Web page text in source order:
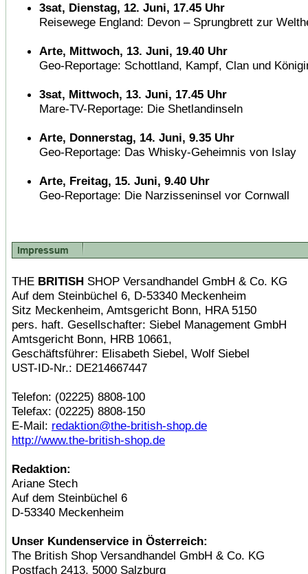
3sat, Dienstag, 12. Juni, 17.45 Uhr
Reisewege England: Devon – Sprungbrett zur
Arte, Mittwoch, 13. Juni, 19.40 Uhr
Geo-Reportage: Schottland, Kampf, Clan und
3sat, Mittwoch, 13. Juni, 17.45 Uhr
Mare-TV-Reportage: Die Shetlandinseln
Arte, Donnerstag, 14. Juni, 9.35 Uhr
Geo-Reportage: Das Whisky-Geheimnis von Islay
Arte, Freitag, 15. Juni, 9.40 Uhr
Geo-Reportage: Die Narzisseninsel vor Cornwall
THE BRITISH SHOP Versandhandel GmbH & Co. KG
Auf dem Steinbüchel 6, D-53340 Meckenheim
Sitz Meckenheim, Amtsgericht Bonn, HRA 5150
pers. haft. Gesellschafter: Siebel Management GmbH
Amtsgericht Bonn, HRB 10661,
Geschäftsführer: Elisabeth Siebel, Wolf Siebel
UST-ID-Nr.: DE214667447
Telefon: (02225) 8808-100
Telefax: (02225) 8808-150
E-Mail: redaktion@the-british-shop.de
http://www.the-british-shop.de
Redaktion:
Ariane Stech
Auf dem Steinbüchel 6
D-53340 Meckenheim
Unser Kundenservice in Österreich:
The British Shop Versandhandel GmbH & Co. KG
Postfach 2413, 5000 Salzburg